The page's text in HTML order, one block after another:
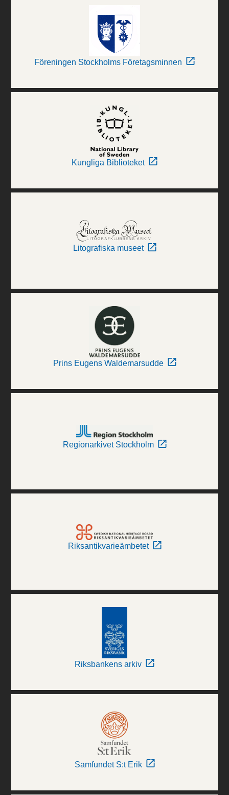
Föreningen Stockholms Företagsminnen
Kungliga Biblioteket
Litografiska museet
Prins Eugens Waldemarsudde
Regionarkivet Stockholm
Riksantikvarieämbetet
Riksbankens arkiv
Samfundet S:t Erik